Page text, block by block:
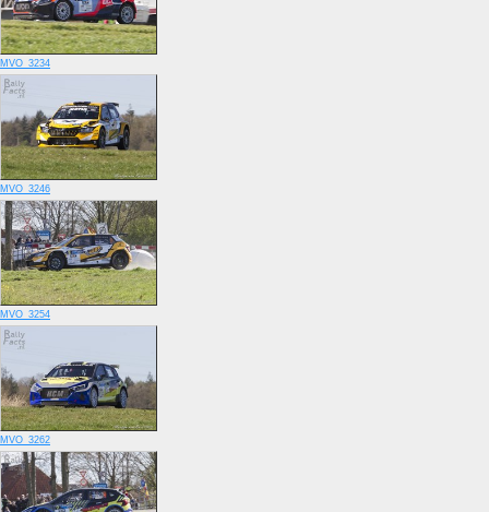
MVO_3234
MVO_3246
MVO_3254
MVO_3262